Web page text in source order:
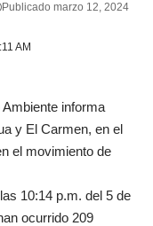
AM
Publicado marzo 12, 2024
informa
y El Carmen, en el
el movimiento de
10:14 p.m. del 5 de
ocurrido 209